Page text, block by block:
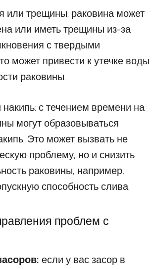
или трещины: раковина может
или иметь трещины из-за
с твердыми
может привести к утечке воды
раковины.
с течением времени на
могут образовываться
Это может вызвать не
проблему, но и снизить
раковины, например,
способность слива.
проблем с
если у вас засор в